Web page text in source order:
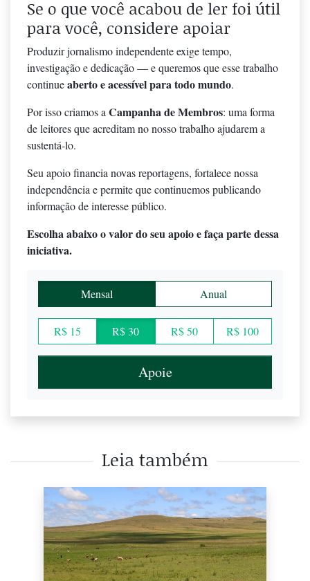
Se o que você acabou de ler foi útil
para você, considere apoiar
Produzir jornalismo independente exige tempo,
investigação e dedicação — e queremos que esse trabalho
continueaberto e acessível para todo mundo.
Por isso criamos a Campanha de Membros: uma forma
de leitores que acreditam no nosso trabalho ajudarem a
sustentá-lo.
Seu apoio financia novas reportagens, fortalece nossa
independência e permite que continuemos publicando
informação de interesse público.
Escolha abaixo o valor do seu apoio e faça parte dessa
iniciativa.
Mensal Anual
R$ 15 R$ 30 R$ 50 R$ 100
Apoie
Leia também